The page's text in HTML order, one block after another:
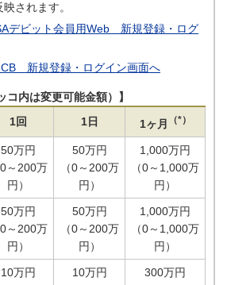
されます。
デビット会員用Web 新規登録・ログ
新規登録・ログイン画面へ
コ内は変更可能金額）】
1回 1日 1ヶ月 （*）
50万円
0～200万
円）
50万円
（0～200万
円）
1,000万円
（0～1,000万
円）
50万円
0～200万
円）
50万円
（0～200万
円）
1,000万円
（0～1,000万
円）
10万円
10万円
300万円